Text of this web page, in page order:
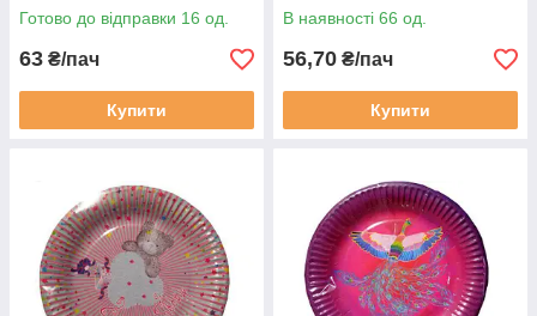
Готово до відправки 16 од.
63 ₴/пач
Купити
В наявності 66 од.
56,70 ₴/пач
Купити